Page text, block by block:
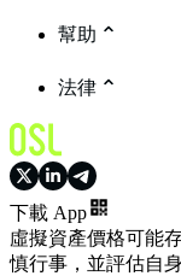
幫助
法律
下載 App
虛擬資產價格可能
慎行事，並評估自